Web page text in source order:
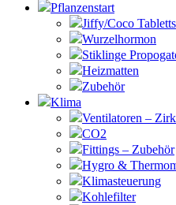
Pflanzenstart
Jiffy/Coco Tabletts
Wurzelhormon
Stiklinge
Heizmatten
Zubehör
Klima
Ventilatoren –
CO2
Fittings – Zubehör
Hygro &
Klimasteuerung
Kohlefilter